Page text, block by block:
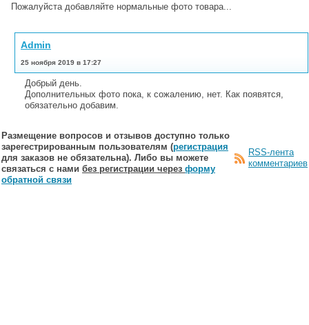
Пожалуйста добавляйте нормальные фото товара...
Admin
25 ноября 2019 в 17:27
Добрый день.
Дополнительных фото пока, к сожалению, нет. Как появятся,
обязательно добавим.
Размещение вопросов и отзывов доступно только
зарегестрированным пользователям (регистрация
для заказов не обязательна). Либо вы можете
связаться с нами без регистрации через форму
обратной связи
RSS-лента
комментариев